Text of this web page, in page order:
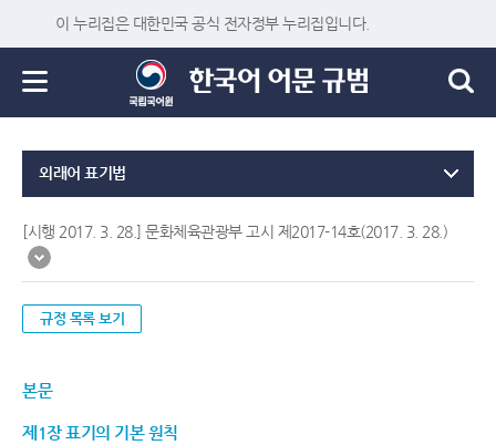
이 누리집은 대한민국 공식 전자정부 누리집입니다.
외래어 표기법
[시행 2017. 3. 28.] 문화체육관광부 고시 제2017-14호(2017. 3. 28.)
규정 목록 보기
본문
제1장 표기의 기본 원칙